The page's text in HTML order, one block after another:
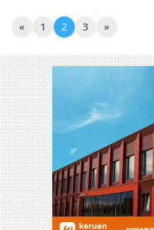
« 1 2 3 »